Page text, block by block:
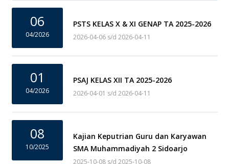
06
04/2026
PSTS KELAS X & XI GENAP TA 2025-2026
2026-04-06 s/d 2026-04-11
01
04/2026
PSAJ KELAS XII TA 2025-2026
2026-04-01 s/d 2026-04-11
08
10/2025
Kajian Keputrian Guru dan Karyawan
SMA Muhammadiyah 2 Sidoarjo
2025-10-08 s/d 2025-10-08